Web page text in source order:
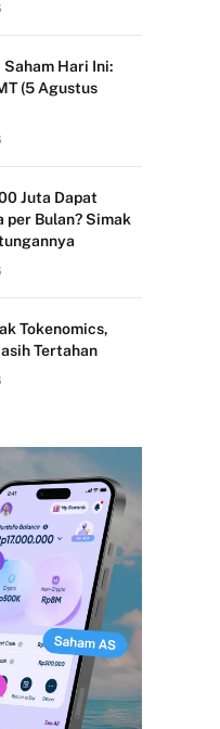
Saham Hari Ini:
(5 Agustus
Juta Dapat
per Bulan? Simak
Tokenomics,
Tertahan